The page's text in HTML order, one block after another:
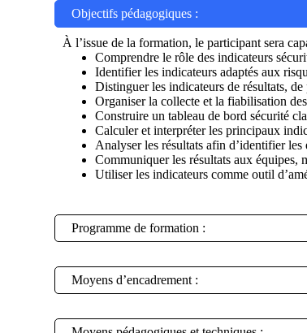
Objectifs pédagogiques :
À l’issue de la formation, le participant sera
Comprendre le rôle des indicateurs
Identifier les indicateurs adaptés aux
Distinguer les indicateurs de résultats,
Organiser la collecte et la fiabilisation
Construire un tableau de bord sécurité
Calculer et interpréter les principaux
Analyser les résultats afin d’identifier les
Communiquer les résultats aux équipes,
Utiliser les indicateurs comme outil
Programme de formation :
Moyens d’encadrement :